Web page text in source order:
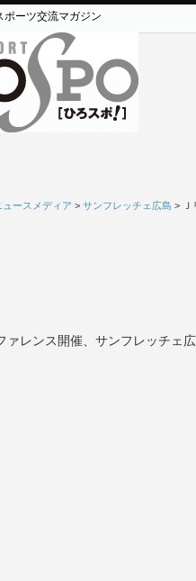
ーツ交流マガジン
ュースメディア > サンフレッチェ広島 > Ｊ
ァレンス開催、サンフレッチェ